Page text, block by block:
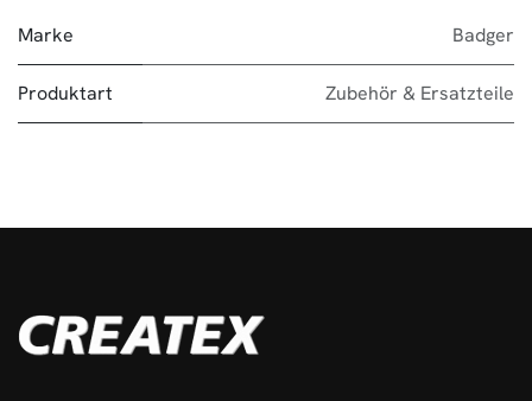
Marke Badger
Produktart Zubehör & Ersatzteile